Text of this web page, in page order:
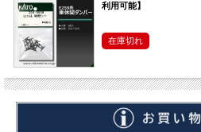
利用可能】
在庫切れ